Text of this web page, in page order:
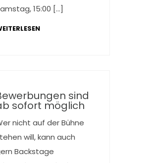
15:00 […]
sind
sofort möglich
nicht auf der Bühne
will, kann auch
Backstage